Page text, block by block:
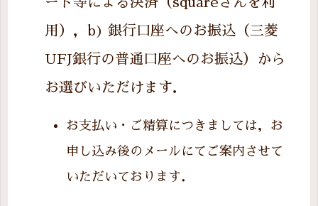
用），b) 銀行口座へのお振込（三菱
UFJ銀行の普通口座へのお振込）から
お選びいただけます．
お支払い・ご精算につきましては，お
申し込み後のメールにてご案内させて
いただいております．